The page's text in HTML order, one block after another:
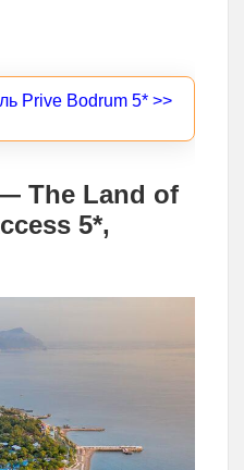
Prive Bodrum 5* >>
The Land of
5*,